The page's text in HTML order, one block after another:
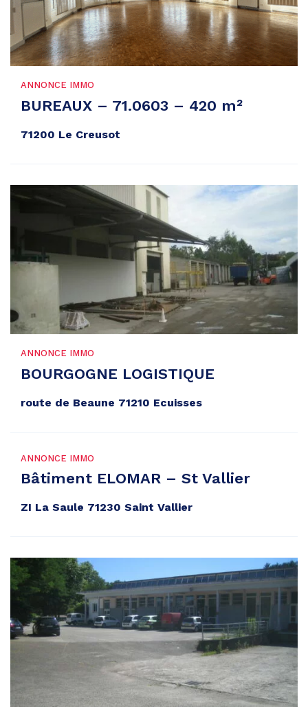
ANNONCE IMMO
BUREAUX – 71.0603 – 420 m²
71200 Le Creusot
ANNONCE IMMO
BOURGOGNE LOGISTIQUE
route de Beaune 71210 Ecuisses
ANNONCE IMMO
Bâtiment ELOMAR – St Vallier
ZI La Saule 71230 Saint Vallier